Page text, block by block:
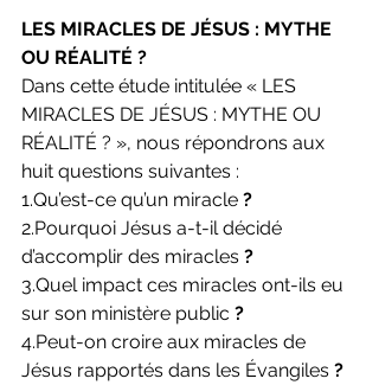
LES MIRACLES DE JÉSUS : MYTHE
OU RÉALITÉ ?
Dans cette étude intitulée « LES
MIRACLES DE JÉSUS : MYTHE OU
RÉALITÉ ? », nous répondrons aux
huit questions suivantes :
1.Qu’est-ce qu’un miracle ?
2.Pourquoi Jésus a-t-il décidé
d’accomplir des miracles ?
3.Quel impact ces miracles ont-ils eu
sur son ministère public ?
4.Peut-on croire aux miracles de
Jésus rapportés dans les Évangiles ?